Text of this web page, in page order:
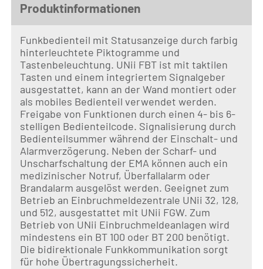
Produktinformationen
Funkbedienteil mit Statusanzeige durch farbig
hinterleuchtete Piktogramme und
Tastenbeleuchtung. UNii FBT ist mit taktilen
Tasten und einem integriertem Signalgeber
ausgestattet, kann an der Wand montiert oder
als mobiles Bedienteil verwendet werden.
Freigabe von Funktionen durch einen 4- bis 6-
stelligen Bedienteilcode. Signalisierung durch
Bedienteilsummer während der Einschalt- und
Alarmverzögerung. Neben der Scharf- und
Unscharfschaltung der EMA können auch ein
medizinischer Notruf, Überfallalarm oder
Brandalarm ausgelöst werden. Geeignet zum
Betrieb an Einbruchmeldezentrale UNii 32, 128,
und 512, ausgestattet mit UNii FGW. Zum
Betrieb von UNii Einbruchmeldeanlagen wird
mindestens ein BT 100 oder BT 200 benötigt.
Die bidirektionale Funkkommunikation sorgt
für hohe Übertragungssicherheit.